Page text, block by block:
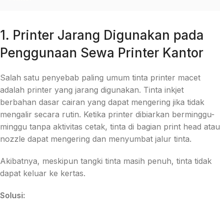
1. Printer Jarang Digunakan pada
Penggunaan Sewa Printer Kantor
Salah satu penyebab paling umum tinta printer macet
adalah printer yang jarang digunakan. Tinta inkjet
berbahan dasar cairan yang dapat mengering jika tidak
mengalir secara rutin. Ketika printer dibiarkan berminggu-
minggu tanpa aktivitas cetak, tinta di bagian print head atau
nozzle dapat mengering dan menyumbat jalur tinta.
Akibatnya, meskipun tangki tinta masih penuh, tinta tidak
dapat keluar ke kertas.
Solusi: